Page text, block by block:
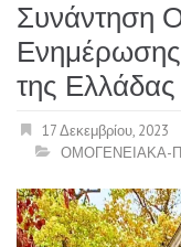
Συνάντηση
της
17 Δεκεμβρίου, 2023
ΟΜΟΓΕΝΕΙΑΚΑ-